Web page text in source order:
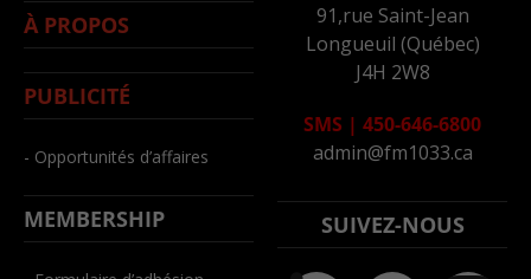
À PROPOS
PUBLICITÉ
- Opportunités d’affaires
MEMBERSHIP
91,rue Saint-Jean
Longueuil (Québec)
J4H 2W8
SMS | 450-646-6800
admin@fm1033.ca
SUIVEZ-NOUS